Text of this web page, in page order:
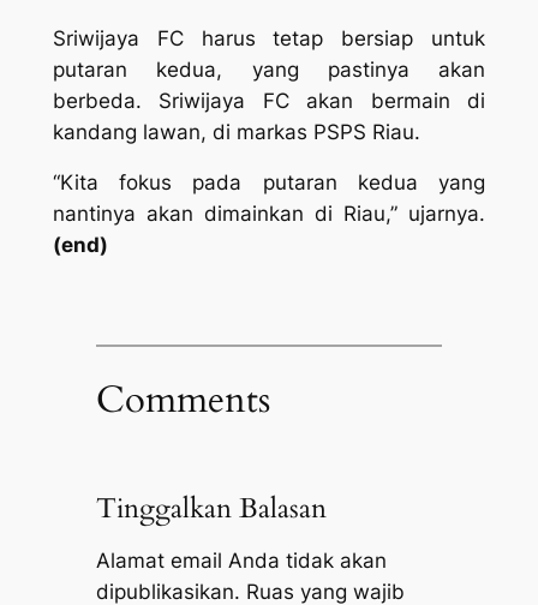
Sriwijaya FC harus tetap bersiap untuk
putaran kedua, yang pastinya akan
berbeda. Sriwijaya FC akan bermain di
kandang lawan, di markas PSPS Riau.
“Kita fokus pada putaran kedua yang
nantinya akan dimainkan di Riau,” ujarnya.
(end)
Comments
Tinggalkan Balasan
Alamat email Anda tidak akan
dipublikasikan. Ruas yang wajib